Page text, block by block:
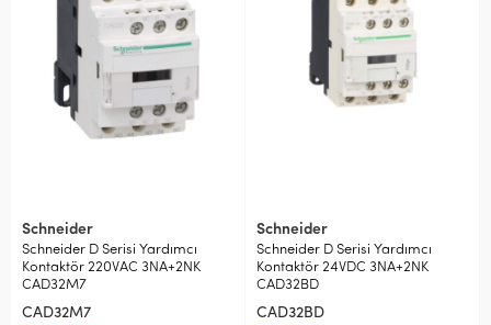
Schneider
Schneider D Serisi Yardımcı
Kontaktör 220VAC 3NA+2NK
CAD32M7
CAD32M7
Schneider
Schneider D Serisi Yardımcı
Kontaktör 24VDC 3NA+2NK
CAD32BD
CAD32BD